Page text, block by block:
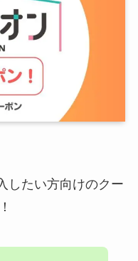
したい方向けのクー